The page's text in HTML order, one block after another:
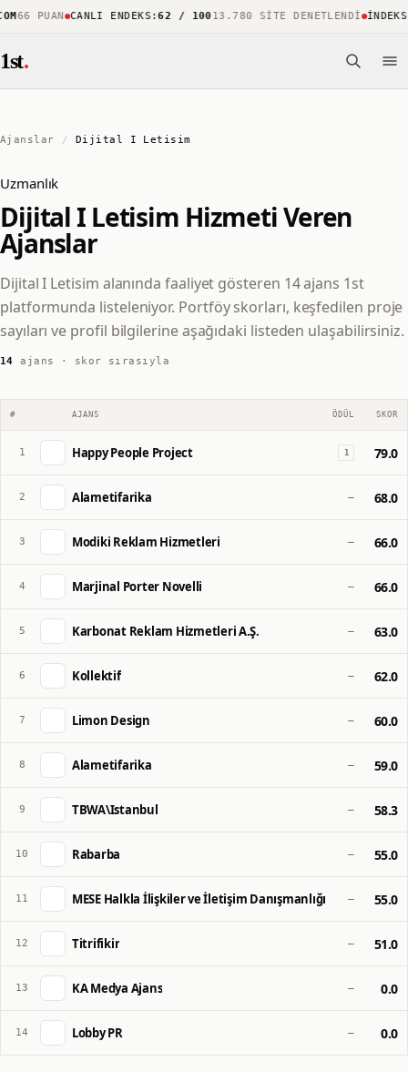
66 PUAN CANLI ENDEKS:62 / 10013.780 SITE DENETLENDI İNDEKS
1st.
Ajanslar / Dijital I Letisim
Uzmanlık
Dijital I Letisim Hizmeti Veren
Ajanslar
Dijital I Letisim alanında faaliyet gösteren 14 ajans 1st
platformunda listeleniyor. Portföy skorları, keşfedilen proje
sayıları ve profil bilgilerine aşağıdaki listeden ulaşabilirsiniz.
14 ajans · skor sırasıyla
# AJANS ÖDÜL SKOR
1 Happy People Project 1 79.0
2 Alametifarika — 68.0
3 Modiki Reklam Hizmetleri — 66.0
4 Marjinal Porter Novelli — 66.0
5 Karbonat Reklam Hizmetleri A.Ş. — 63.0
6 Kollektif — 62.0
7 Limon Design — 60.0
8 Alametifarika — 59.0
9 TBWA\Istanbul — 58.3
10 Rabarba — 55.0
11 MESE Halkla İlişkiler ve İletişim Danışmanlığı — 55.0
12 Titrifikir — 51.0
13 KA Medya Ajans — 0.0
14 Lobby PR — 0.0